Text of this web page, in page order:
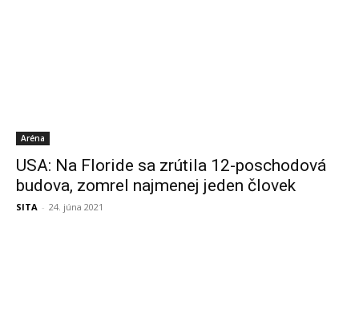
Aréna
USA: Na Floride sa zrútila 12-poschodová
budova, zomrel najmenej jeden človek
SITA - 24. júna 2021